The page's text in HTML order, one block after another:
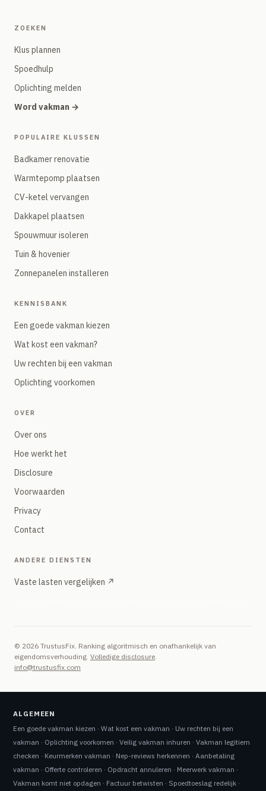
ZOEKEN
Klus plannen
Spoedhulp
Oplichting melden
Word vakman →
POPULAIRE KLUSSEN
Badkamer renovatie
Warmtepomp plaatsen
CV-ketel vervangen
Dakkapel plaatsen
Spouwmuur isoleren
Tuin & hovenier
Zonnepanelen installeren
KENNISBANK
Een goede vakman kiezen
Wat kost een vakman?
Uw rechten bij een vakman
Oplichting voorkomen
OVER
Over ons
Hoe werkt het
Disclosure
Voorwaarden
Privacy
Contact
ANDERE DIENSTEN
Vaste lasten vergelijken ↗
© 2026 TrustusFix. Ranking algoritmisch en onafhankelijk van
eigendomsverhouding. Volledige disclosure
info@trustusfix.com
ALGEMEEN
Een goede vakman kiezen ·Wat kost een vakman · Uw rechten bij een
vakman · Oplichting voorkomen ·Veilig vakman inhuren ·Vakman legitiem
checken · Keurmerken vakman · Nep-reviews herkennen ·Aanbetaling
vakman · Offerte controleren · Opdracht annuleren · Meerwerk vakman ·
Vakman komt niet opdagen · Factuur betwisten · Spoedtoeslag redelijk ·